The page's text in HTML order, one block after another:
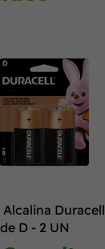
Alcalina Duracell
D - 2 UN